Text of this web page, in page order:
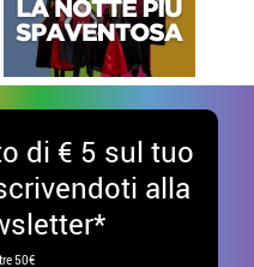
di € 5 sul tuo
alla
50€